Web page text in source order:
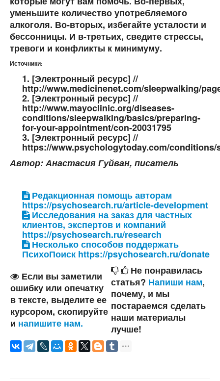
уменьшите количество употребляемого
алкоголя. Во-вторых, избегайте усталости и
бессонницы. И в-третьих, сведите стрессы,
тревоги и конфликты к минимуму.
Источники:
1. [Электронный ресурс] //
http://www.medicinenet.com/sleepwalking/
2. [Электронный ресурс] //
http://www.mayoclinic.org/diseases-
conditions/sleepwalking/basics/preparing-
for-your-appointment/con-20031795
3. [Электронный ресурс] //
https://www.psychologytoday.com/conditions/
Автор: Анастасия Гуйван, писатель
Редакционная помощь авторам
https://psychosearch.ru/article-development
Исследования на заказ для частных
клиентов, экспертов и компаний
https://psychosearch.ru/research
Несколько способов поддержать
ПсихоПоиск https://psychosearch.ru/donate
Если вы заметили
ошибку или опечатку
в тексте, выделите ее
курсором, скопируйте
и напишите нам.
Не понравилась
статья? Напиши нам,
почему, и мы
постараемся сделать
наши материалы
лучше!